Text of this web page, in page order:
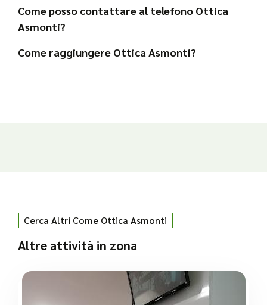
Come posso contattare al telefono Ottica
Asmonti?
Come raggiungere Ottica Asmonti?
Cerca Altri Come Ottica Asmonti
Altre attività in zona